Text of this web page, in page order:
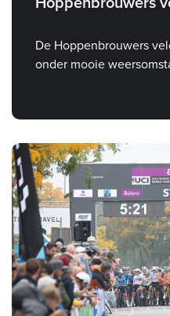
De Hoppenbrouwers
onder mooie